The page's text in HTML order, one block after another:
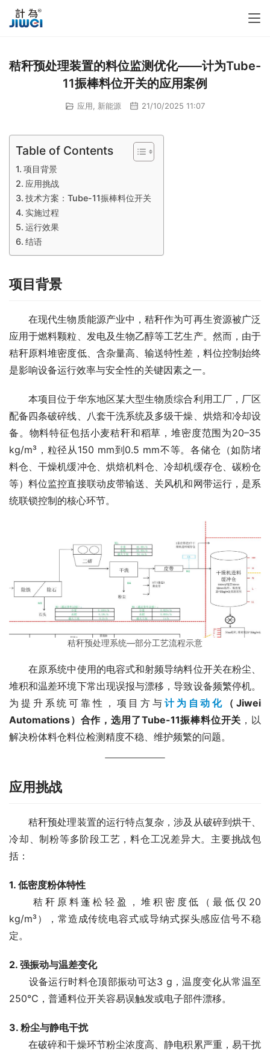
秸秆预处理装置的料位监测优化——计为Tube-
11振棒料位开关的应用案例
应用 新能源 21/10/2025 11:07
Table of Contents
项目背景
应用挑战
技术方案：Tube-11振棒料位开关
实施过程
运行效果
结语
项目背景
在现代生物质能源产业中，秸秆作为可再生资源被广泛
应用于燃料颗粒、发电及生物乙醇等工艺生产。然而，由于
秸秆原料堆密度低、含杂量高、输送特性差，料位控制始终
是影响设备运行效率与安全性的关键因素之一。
本项目位于华东地区某大型生物质综合利用工厂，厂区
配备四条破碎线、八套干洗系统及多级干燥、烘焙和冷却设
备。物料特征包括小麦秸秆和稻草，堆密度范围为20–35
kg/m³，粒径从150 mm到0.5 mm不等。各储仓（如防堵
料仓、干燥机缓冲仓、烘焙机料仓、冷却机缓存仓、碳粉仓
等）料位监控直接联动皮带输送、关风机和网带运行，是系
统联锁控制的核心环节。
秸秆预处理系统—部分工艺流程示意
在原系统中使用的电容式和射频导纳料位开关在粉尘、
堆积和温差环境下常出现误报与漂移，导致设备频繁停机。
为提升系统可靠性，项目方与 计为自动化
（Jiwei
Automations）合作，选用了Tube-11振棒料位开关 ，以
解决粉体料仓料位检测精度不稳、维护频繁的问题。
应用挑战
秸秆预处理装置的运行特点复杂，涉及从破碎到烘干、
冷却、制粉等多阶段工艺，料仓工况差异大。主要挑战包
括：
1. 低密度粉体特性
秸秆原料蓬松轻盈，堆积密度低（最低仅20
kg/m³），常造成传统电容式或导纳式探头感应信号不稳
定。
2. 强振动与温差变化
设备运行时料仓顶部振动可达3 g，温度变化从常温至
250℃，普通料位开关容易误触发或电子部件漂移。
3. 粉尘与静电干扰
在破碎和干燥环节粉尘浓度高、静电积累严重，易干扰